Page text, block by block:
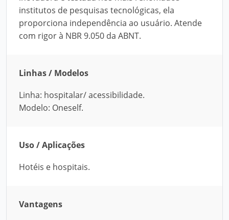
institutos de pesquisas tecnológicas, ela
proporciona independência ao usuário. Atende
com rigor à NBR 9.050 da ABNT.
Linhas / Modelos
Linha: hospitalar/ acessibilidade.
Modelo: Oneself.
Uso / Aplicações
Hotéis e hospitais.
Vantagens